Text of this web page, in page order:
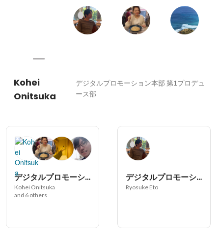
Kohei
Onitsuka
デジタルプロモーション本部 第1プロデュ
ース部
デジタルプロモーション本部 第1プロデュース部
Kohei Onitsuka
and 6 others
デジタルプロモーション本部第2プロデュース部
Ryosuke Eto